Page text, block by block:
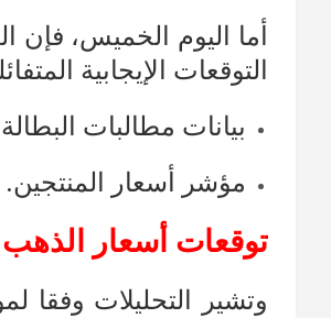
أما اليوم الخميس،
التوقعات الإيجابية
بيانات مطالبات
مؤشر أسعار المنتجين.
توقعات أسعار الذهب
وتشير التحليلات وفقا